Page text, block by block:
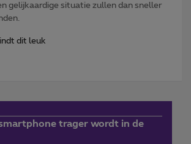
gelijkaardige situatie zullen dan sneller
dit leuk
trager wordt in de